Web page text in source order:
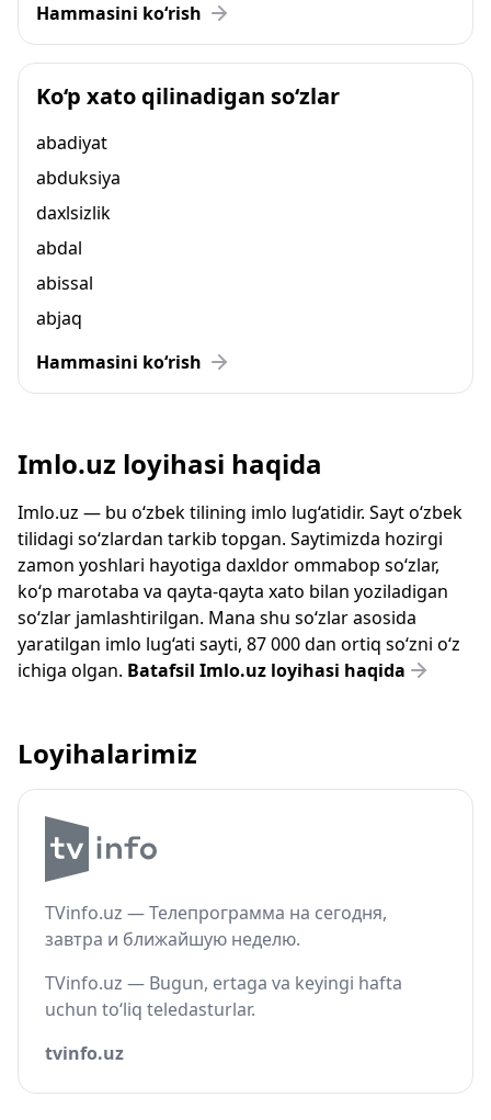
Hammasini ko‘rish
Ko‘p xato qilinadigan so‘zlar
abadiyat
abduksiya
daxlsizlik
abdal
abissal
abjaq
Hammasini ko‘rish
Imlo.uz loyihasi haqida
Imlo.uz — bu o‘zbek tilining imlo lug‘atidir. Sayt o‘zbek
tilidagi so‘zlardan tarkib topgan. Saytimizda hozirgi
zamon yoshlari hayotiga daxldor ommabop so‘zlar,
ko‘p marotaba va qayta-qayta xato bilan yoziladigan
so‘zlar jamlashtirilgan. Mana shu so‘zlar asosida
yaratilgan imlo lug‘ati sayti, 87 000 dan ortiq so‘zni o‘z
ichiga olgan. Batafsil Imlo.uz loyihasi haqida
Loyihalarimiz
TVinfo.uz — Телепрограмма на сегодня,
завтра и ближайшую неделю.
TVinfo.uz — Bugun, ertaga va keyingi hafta
uchun to‘liq teledasturlar.
tvinfo.uz